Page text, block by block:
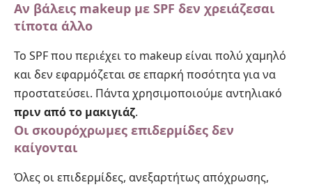
Αν βάλεις makeup με SPF δεν χρειάζεσαι
τίποτα άλλο
Το SPF που περιέχει το makeup είναι πολύ χαμηλό
και δεν εφαρμόζεται σε επαρκή ποσότητα για να
προστατεύσει. Πάντα χρησιμοποιούμε αντηλιακό
πριν από το μακιγιάζ.
Οι σκουρόχρωμες επιδερμίδες δεν
καίγονται
Όλες οι επιδερμίδες, ανεξαρτήτως απόχρωσης,